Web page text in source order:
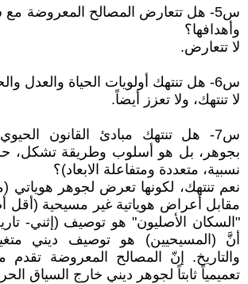
س5- هل تتعارض المصالح المعروضة مع
وأهدافها؟
لا تتعارض.
س6- هل تنتهك أولويات الحياة والعدل والحرية؟
لا تنتهك، ولا تعزز أيضاً.
س7- هل تنتهك مبادئ القانون
بجوهر، بل هو أسلوب وطريقة تشكل،
نسبية، متعددة ومتفاعلة الابعاد)؟
نعم تنتهك، لكونها تعرض لجوهر
مقابل أعراض هوياتية غير مسيحية (أقل
"السكان الأصليون" هو توصيف (إثني-
أنَّ (المسيحيين) هو توصيف ديني
والتاريخ. إنّ المصالح المعروضة تقدم
تعميمياً ثابتاً لجوهر ديني خارج السياق